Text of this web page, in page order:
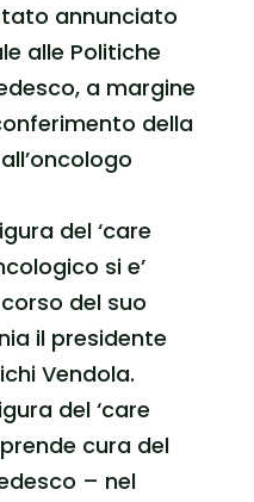
annunciato
alle Politiche
a margine
della
del ‘care
si e’
del suo
il presidente
Vendola.
del ‘care
cura del
– nel